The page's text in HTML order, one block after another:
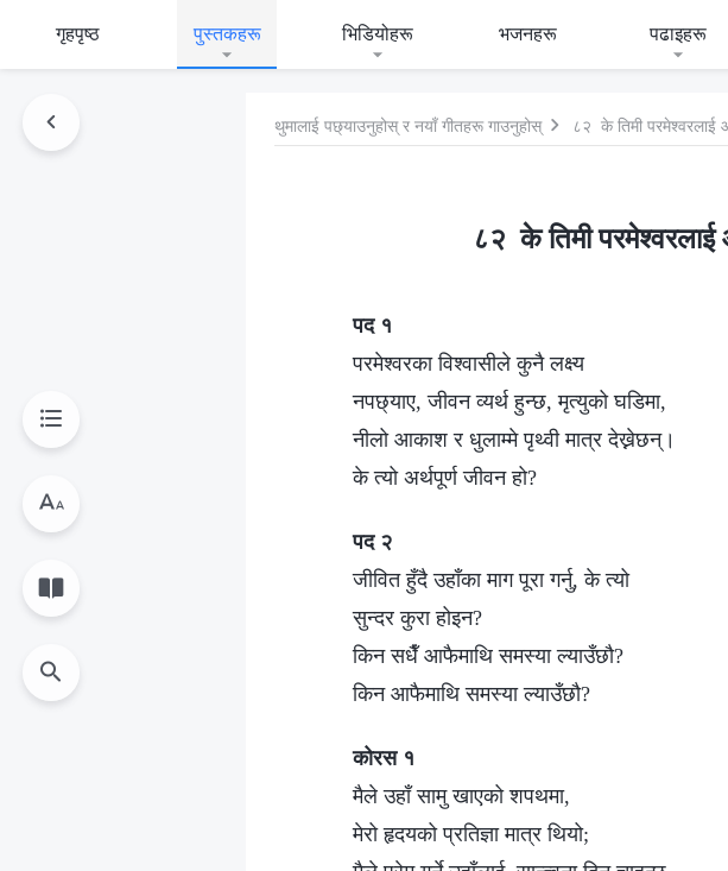
गृहपृष्ठ पुस्तकहरू भिडियोहरू भजनहरू पढाइहरू
थुमालाई पछ्याउनुहोस् र नयाँ गीतहरू गाउनुहोस् ८२ के तिमी परमेश्‍वरलाई
८२ के तिमी
पद १
परमेश्‍वरका विश्‍वासीले कुनै लक्ष्य
नपछ्याए, जीवन व्यर्थ हुन्छ, मृत्युको घडिमा,
नीलो आकाश र धुलाम्मे पृथ्वी मात्र देख्नेछन्।
के त्यो अर्थपूर्ण जीवन हो?
पद २
जीवित हुँदै उहाँका माग पूरा गर्नु, के त्यो
सुन्दर कुरा होइन?
किन सधैँ आफैमाथि समस्या ल्याउँछौ?
किन आफैमाथि समस्या ल्याउँछौ?
कोरस १
मैले उहाँ सामु खाएको शपथमा,
मेरो हृदयको प्रतिज्ञा मात्र थियो;